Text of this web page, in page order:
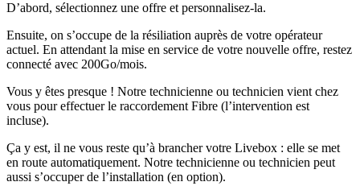
D’abord, sélectionnez une offre et personnalisez-la.
Ensuite, on s’occupe de la résiliation auprès de votre opérateur
actuel. En attendant la mise en service de votre nouvelle offre, restez
connecté avec 200Go/mois.
Vous y êtes presque ! Notre technicienne ou technicien vient chez
vous pour effectuer le raccordement Fibre (l’intervention est
incluse).
Ça y est, il ne vous reste qu’à brancher votre Livebox : elle se met
en route automatiquement. Notre technicienne ou technicien peut
aussi s’occuper de l’installation (en option).